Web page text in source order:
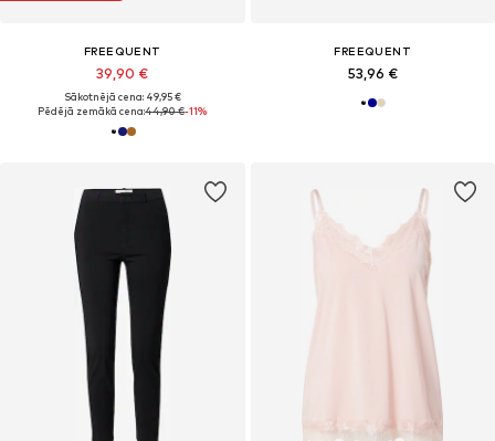
FREEQUENT
39,90 €
Sākotnējā cena: 49,95 €
Pēdējā zemākā cena:44,90 €-11%
FREEQUENT
53,96 €